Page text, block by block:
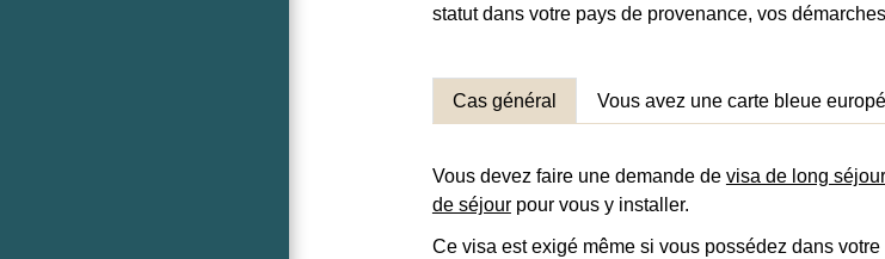
statut dans votre pays de provenance, vos
Cas général Vous avez une carte bleue
Vous devez faire une demande de visa de long séjour
de séjourpour vous y installer.
Ce visa est exigé même si vous possédez dans